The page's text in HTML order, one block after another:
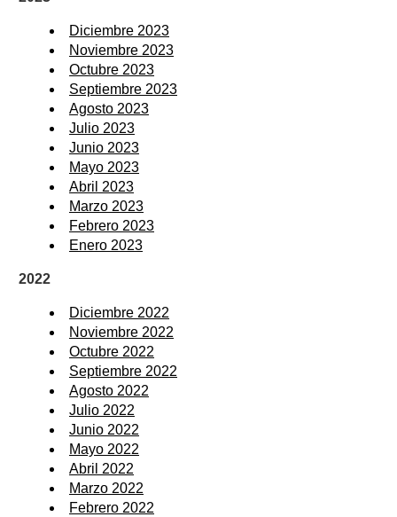
Diciembre 2023
Noviembre 2023
Octubre 2023
Septiembre 2023
Agosto 2023
Julio 2023
Junio 2023
Mayo 2023
Abril 2023
Marzo 2023
Febrero 2023
Enero 2023
2022
Diciembre 2022
Noviembre 2022
Octubre 2022
Septiembre 2022
Agosto 2022
Julio 2022
Junio 2022
Mayo 2022
Abril 2022
Marzo 2022
Febrero 2022